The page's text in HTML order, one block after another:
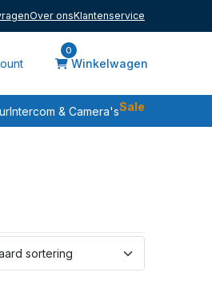
Over onsKlantenservice
0
Winkelwagen
Intercom & Camera'sSale